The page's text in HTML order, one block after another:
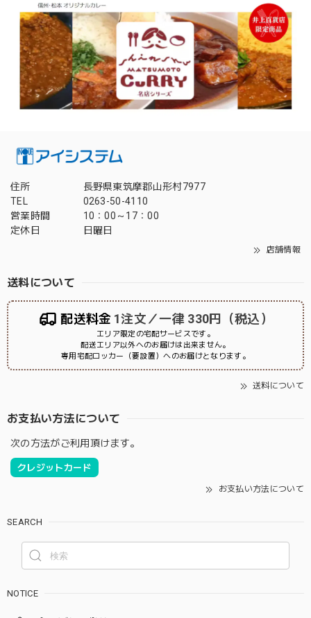
住所
長野県東筑摩郡山形村7977
TEL
0263-50-4110
営業時間
10：00～17：00
定休日
日曜日
店舗情報
送料について
配送料金 1注文／一律 330円（税込）
エリア限定の宅配サービスです。
配送エリア以外へのお届けは出来ません。
専用宅配ロッカー（要設置）へのお届けとなります。
送料について
お支払い方法について
次の方法がご利用頂けます。
クレジットカード
お支払い方法について
SEARCH
NOTICE